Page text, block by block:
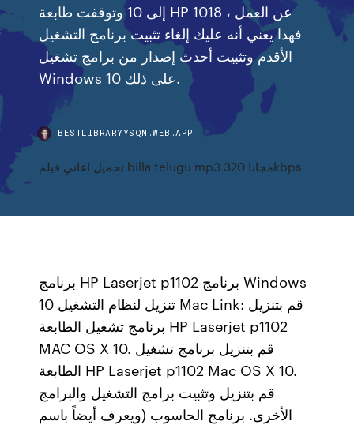
إلى 10 وتوقفت طابعة HP 1018 عن العمل ،
فهذا يعني أنه عليك إلغاء تثبيت برنامج التشغيل
الأقدم وتثبيت أحدث إصدار من برامج تشغيل
Windows 10 على ذلك.
BESTLIBRARYYSQN.WEB.APP
تحميل اغاني فيلم billa telugu mp3 مجانا 320kbps
برنامج HP Laserjet p1102 برنامج Windows
10 تنزيل لنظام التشغيل Mac Link: قم بتنزيل
برنامج تشغيل الطابعة HP Laserjet p1102
MAC OS X 10. قم بتنزيل برنامج تشغيل
الطابعة HP Laserjet p1102 Mac OS X 10.
قم بتنزيل وتثبيت برامج التشغيل والبرامج
الأخرى. برنامج الحاسوب (ويعرف أيضاً باسم